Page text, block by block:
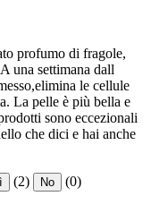
profumo di fragole,
una settimana dall
le cellule
La pelle è più bella e
sono eccezionali
che dici e hai anche
(2) No (0)